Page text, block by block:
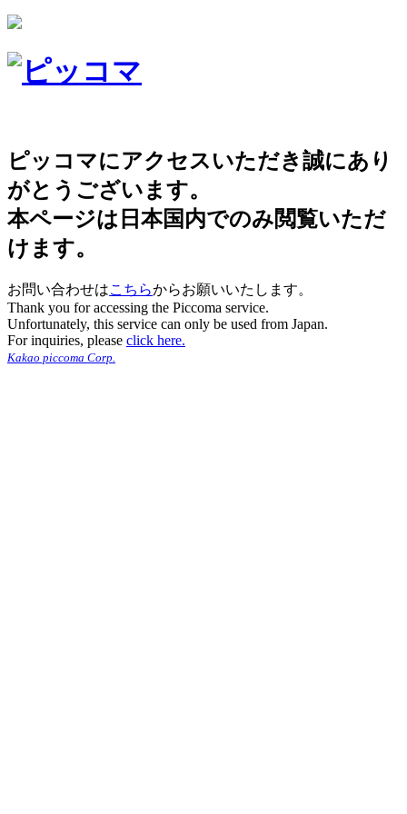
ピッコマにアクセスいただき誠にあり
がとうございます。
本ページは日本国内でのみ閲覧いただ
けます。
お問い合わせはこちらからお願いいたします。
Thank you for accessing the Piccoma service.
Unfortunately, this service can only be used from Japan.
For inquiries, please click here.
Kakao piccoma Corp.